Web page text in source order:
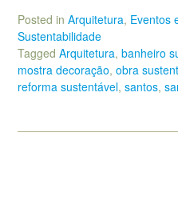
Posted in Arquitetura, Eventos
Sustentabilidade
Tagged Arquitetura, banheiro
mostra decoração, obra
reforma sustentável, santos,